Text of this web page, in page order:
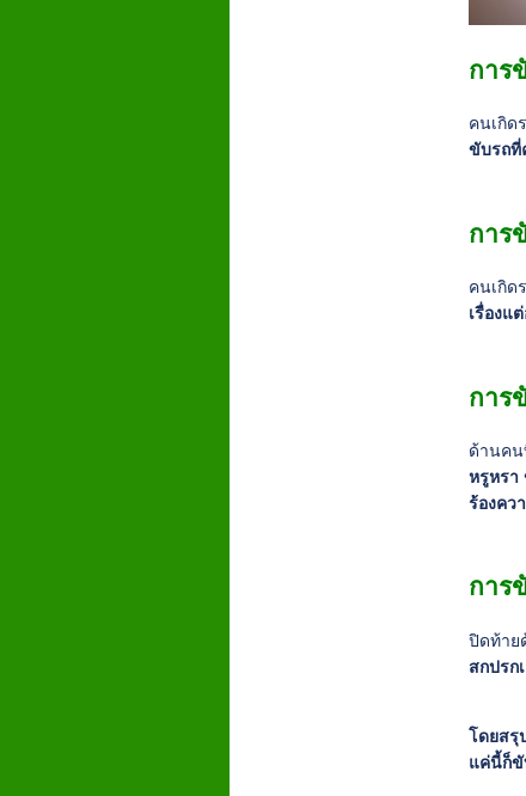
การ
คนเกิด
ขับรถที่
การ
คนเกิด
เรื่องแ
การ
ด้านค
หรูหรา
ร้องคว
การ
ปิดท้าย
สกปรก
โดยสรุ
แค่นี้ก็ขั